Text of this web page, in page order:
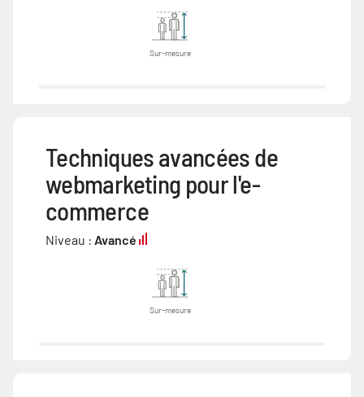
Sur-mesure
Techniques avancées de
webmarketing pour l'e-
commerce
Niveau : Avancé
Sur-mesure